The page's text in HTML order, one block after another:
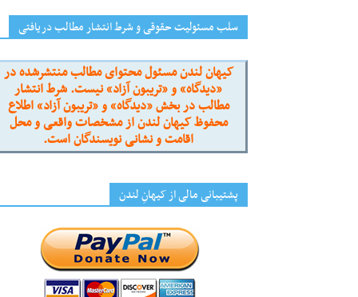
سلب مسئولیت حقوقی و شرط انتشار مطالب دریافتی
کیهان لندن مسئول محتوای مطالب منتشرشده در
«دیدگاه» و «تریبون آزاد» نیست. شرط انتشار
مطالب در بخش «دیدگاه» و «تریبون آزاد» اطلاع
محفوظ کیهان لندن از مشخصات واقعی و محل
اقامت و نشانی نویسندگان است.
پشتیبانی مالی از کیهانِ لندن